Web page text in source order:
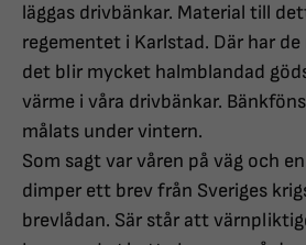
läggas drivbänkar. Material till
regementet i Karlstad. Där har de
det blir mycket halmblandad
värme i våra drivbänkar.
målats under vintern.
Som sagt var våren på väg och
dimper ett brev från Sveriges
brevlådan. Sär står att